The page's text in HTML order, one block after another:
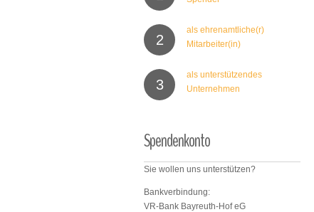
2
als ehrenamtliche(r)
Mitarbeiter(in)
3
als unterstützendes
Unternehmen
Spendenkonto
Sie wollen uns unterstützen?
Bankverbindung:
VR-Bank Bayreuth-Hof eG